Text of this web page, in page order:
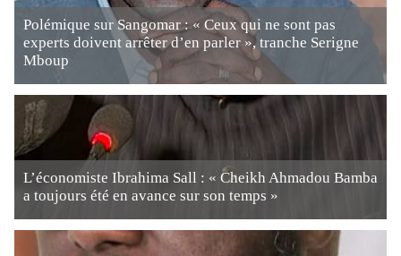
Polémique sur Sangomar : « Ceux qui ne sont pas
experts doivent arrêter d’en parler », tranche Serigne
Mboup
L’économiste Ibrahima Sall : « Cheikh Ahmadou Bamba
a toujours été en avance sur son temps »